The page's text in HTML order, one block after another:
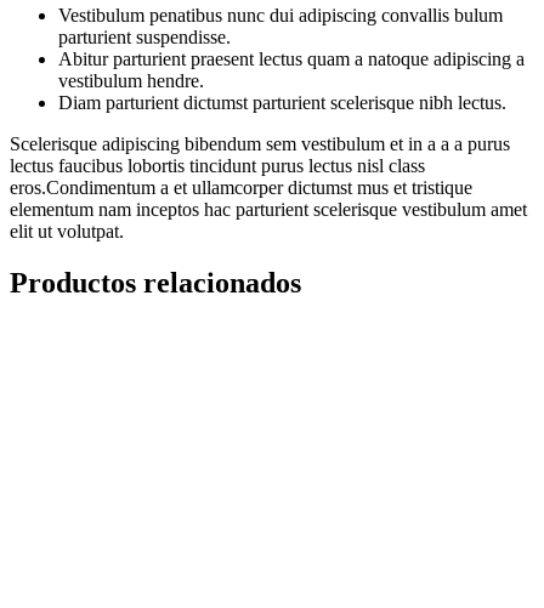
Vestibulum penatibus nunc dui adipiscing convallis bulum
parturient suspendisse.
Abitur parturient praesent lectus quam a natoque adipiscing a
vestibulum hendre.
Diam parturient dictumst parturient scelerisque nibh lectus.
Scelerisque adipiscing bibendum sem vestibulum et in a a a purus
lectus faucibus lobortis tincidunt purus lectus nisl class
eros.Condimentum a et ullamcorper dictumst mus et tristique
elementum nam inceptos hac parturient scelerisque vestibulum amet
elit ut volutpat.
Productos relacionados